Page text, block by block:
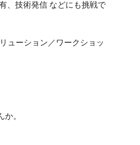
、技術発信 などにも挑戦で
ューション／ワークショッ
。